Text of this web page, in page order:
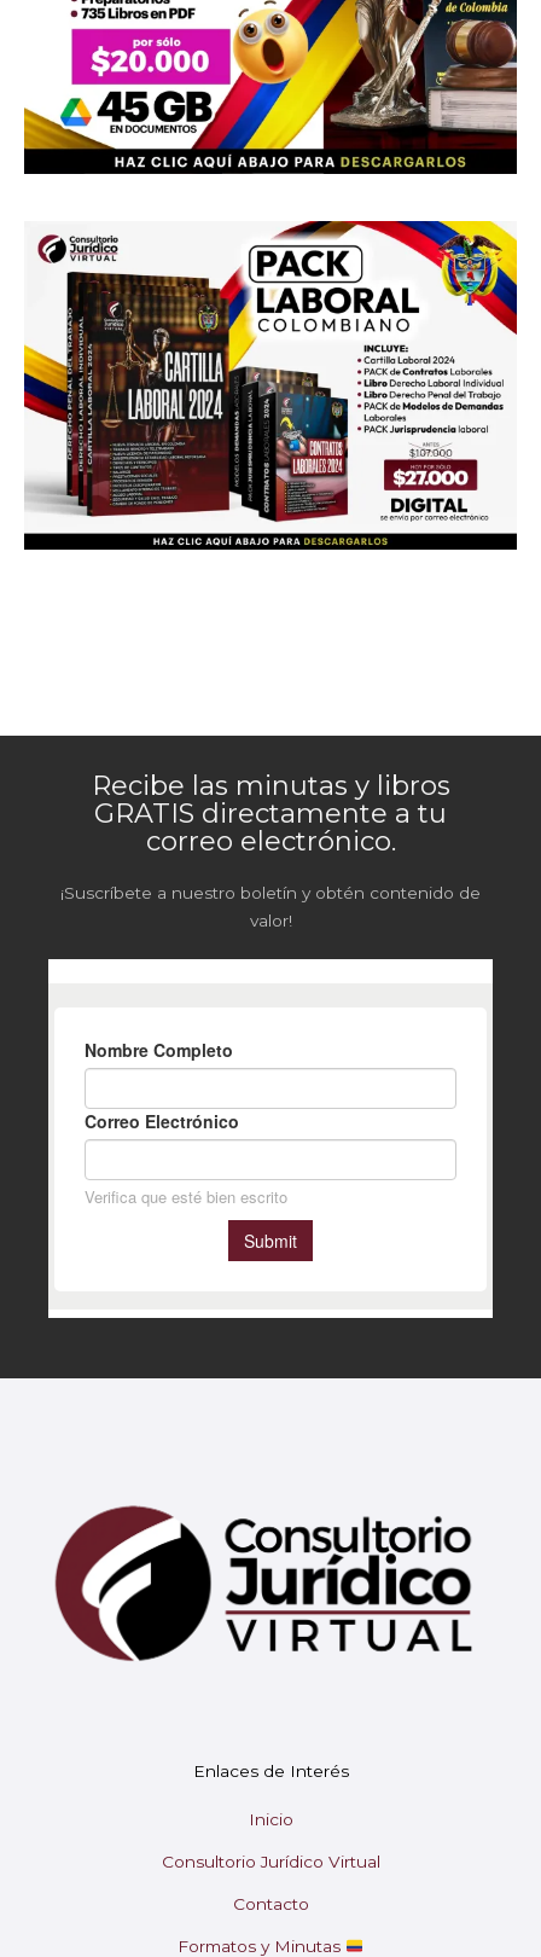
Recibe las minutas y libros
GRATIS directamente a tu
correo electrónico.
¡Suscríbete a nuestro boletín y obtén contenido de
valor!
Enlaces de Interés
Inicio
Consultorio Jurídico Virtual
Contacto
Formatos y Minutas
Soy Mary tu asistente virtual.